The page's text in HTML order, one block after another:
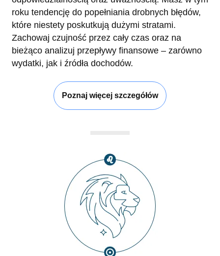
roku tendencję do popełniania drobnych błędów,
które niestety poskutkują dużymi stratami.
Zachowaj czujność przez cały czas oraz na
bieżąco analizuj przepływy finansowe – zarówno
wydatki, jak i źródła dochodów.
Poznaj więcej szczegółów